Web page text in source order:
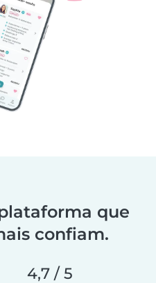
que
confiam.
4,7 / 5